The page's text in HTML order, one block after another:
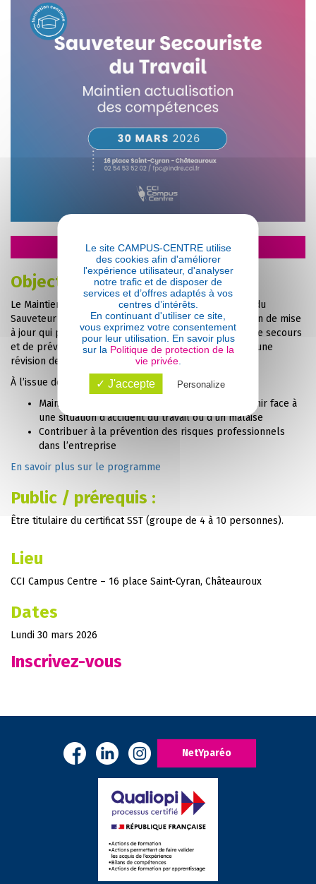
30/03/2026
Objectifs
Le Maintien et l’Actualisation des Compétences (MAC) du
Sauveteur Secouriste du Travail (SST) est une formation de mise
à jour qui permet de rester efficace dans ses actions de secours
et de prévention, grâce à des retours d’expérience et une
révision des techniques.
À l’issue de la formation, vous serez capable de :
Maintenir vos compétences de SST pour intervenir face à
une situation d’accident du travail ou d’un malaise
Contribuer à la prévention des risques professionnels
dans l’entreprise
En savoir plus sur le programme
Public / prérequis :
Être titulaire du certificat SST (groupe de 4 à 10 personnes).
Lieu
CCI Campus Centre – 16 place Saint-Cyran, Châteauroux
Dates
Lundi 30 mars 2026
Inscrivez-vous
NetYparéo
Le site CAMPUS-CENTRE utilise
des cookies afin d'améliorer
l'expérience utilisateur, d'analyser
notre trafic et de disposer de
services et d’offres adaptés à vos
centres d’intérêts.
En continuant d'utiliser ce site,
vous exprimez votre consentement
pour leur utilisation. En savoir plus
sur la Politique de protection de la
vie privée.
✓ J'accepte Personalize